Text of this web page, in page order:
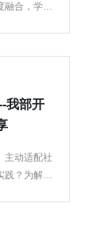
融合，学校
我部开
主动适配社
践？为解决